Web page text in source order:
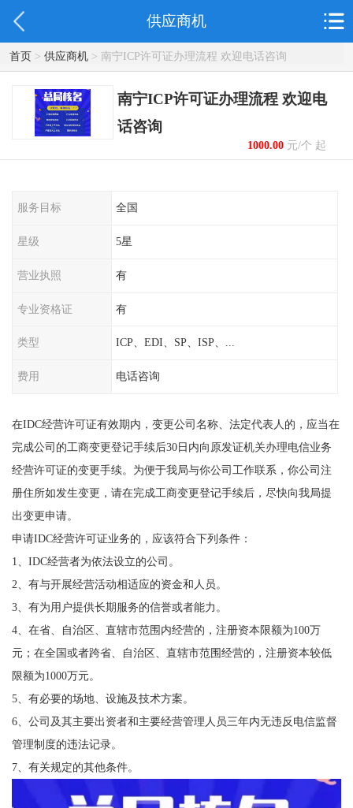
供应商机
首页> 供应商机> 南宁ICP许可证办理流程 欢迎电话咨询
南宁ICP许可证办理流程 欢迎电
话咨询
1000.00元/个 起
服务目标 全国
星级 5星
营业执照 有
专业资格证 有
类型 ICP、EDI、SP、ISP、...
费用 电话咨询
在IDC经营许可证有效期内，变更公司名称、法定代表人的，应当在
完成公司的工商变更登记手续后30日内向原发证机关办理电信业务
经营许可证的变更手续。为便于我局与你公司工作联系，你公司注
册住所如发生变更，请在完成工商变更登记手续后，尽快向我局提
出变更申请。
申请IDC经营许可证业务的，应该符合下列条件：
1、IDC经营者为依法设立的公司。
2、有与开展经营活动相适应的资金和人员。
3、有为用户提供长期服务的信誉或者能力。
4、在省、自治区、直辖市范围内经营的，注册资本限额为100万
元；在全国或者跨省、自治区、直辖市范围经营的，注册资本较低
限额为1000万元。
5、有必要的场地、设施及技术方案。
6、公司及其主要出资者和主要经营管理人员三年内无违反电信监督
管理制度的违法记录。
7、有关规定的其他条件。